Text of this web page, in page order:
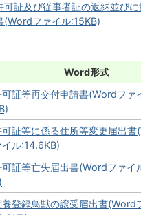
可証及び従事者証の返納並び
(Wordファイル:15KB)
Word形式
可証等再交付申請書(Wordファ
可証等に係る住所等変更届出書
イル:14.6KB)
可証等亡失届出書(Wordファイ
養登録鳥獣の譲受届出書(Word